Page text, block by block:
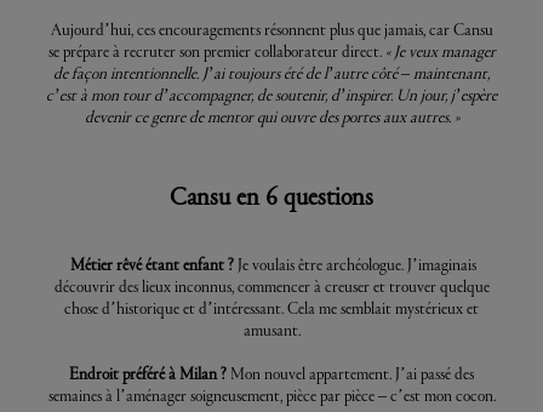
Aujourd’hui, ces encouragements résonnent plus que jamais, car Cansu
se prépare à recruter son premier collaborateur direct.« Je veux manager
de façon intentionnelle. J’ai toujours été de l’autre côté – maintenant,
c’est à mon tour d’accompagner, de soutenir, d’inspirer. Un jour, j’espère
devenir ce genre de mentor qui ouvre des portes aux autres. »
Cansu en 6 questions
Métier rêvé étant enfant ? Je voulais être archéologue. J’imaginais
découvrir des lieux inconnus, commencer à creuser et trouver quelque
chose d’historique et d’intéressant. Cela me semblait mystérieux et
amusant.
Endroit préféré à Milan ? Mon nouvel appartement. J’ai passé des
semaines à l’aménager soigneusement, pièce par pièce – c’est mon cocon.